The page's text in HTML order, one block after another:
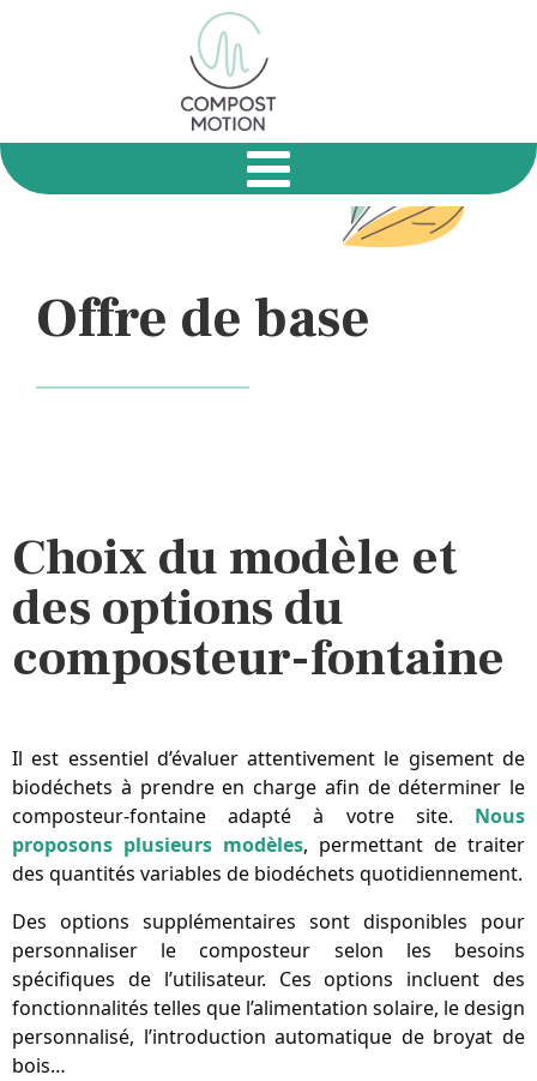
Offre de base
Choix du modèle et
des options du
composteur-fontaine
Il est essentiel d’évaluer attentivement le gisement de
biodéchets à prendre en charge afin de déterminer le
composteur-fontaine adapté à votre site. Nous
proposons plusieurs modèles, permettant de traiter
des quantités variables de biodéchets quotidiennement.
Des options supplémentaires sont disponibles pour
personnaliser le composteur selon les besoins
spécifiques de l’utilisateur. Ces options incluent des
fonctionnalités telles que l’alimentation solaire, le design
personnalisé, l’introduction automatique de broyat de
bois…